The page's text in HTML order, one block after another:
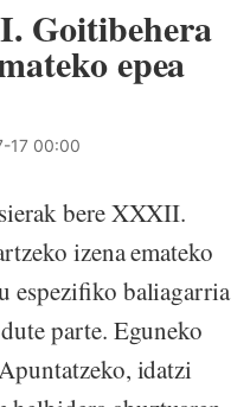
Goitibehera
epea
17 00:00
bere XXXII.
izena emateko
espezifiko baliagarria
parte. Eguneko
idatzi